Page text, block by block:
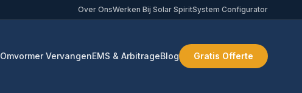
Over OnsWerken Bij Solar SpiritSystem Configurator
Omvormer VervangenEMS & ArbitrageBlog Gratis Offerte